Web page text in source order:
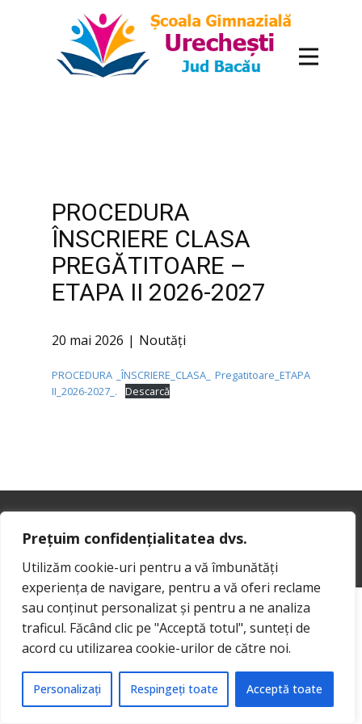
Prețuim confidențialitatea dvs.
Utilizăm cookie-uri pentru a vă îmbunătăți
experiența de navigare, pentru a vă oferi reclame
sau conținut personalizat și pentru a ne analiza
traficul. Făcând clic pe "Acceptă totul", sunteți de
acord cu utilizarea cookie-urilor de către noi.
Personalizați Respingeți toate Acceptă toate
PROCEDURA
ÎNSCRIERE CLASA
PREGĂTITOARE –
ETAPA II 2026-2027
20 mai 2026 Noutăți
PROCEDURA _ÎNSCRIERE_CLASA_ Pregatitoare_ETAPA
II_2026-2027_.
Descarcă
Sample text. Click to select the Text Element.